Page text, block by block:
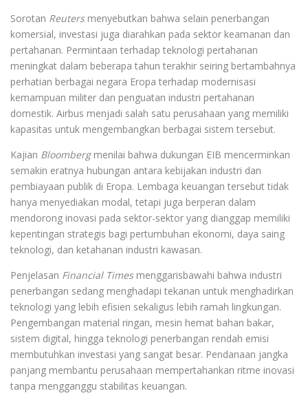
Sorotan Reutersmenyebutkan bahwa selain penerbangan
komersial, investasi juga diarahkan pada sektor keamanan dan
pertahanan. Permintaan terhadap teknologi pertahanan
meningkat dalam beberapa tahun terakhir seiring bertambahnya
perhatian berbagai negara Eropa terhadap modernisasi
kemampuan militer dan penguatan industri pertahanan
domestik. Airbus menjadi salah satu perusahaan yang memiliki
kapasitas untuk mengembangkan berbagai sistem tersebut.
Kajian Bloombergmenilai bahwa dukungan EIB mencerminkan
semakin eratnya hubungan antara kebijakan industri dan
pembiayaan publik di Eropa. Lembaga keuangan tersebut tidak
hanya menyediakan modal, tetapi juga berperan dalam
mendorong inovasi pada sektor-sektor yang dianggap memiliki
kepentingan strategis bagi pertumbuhan ekonomi, daya saing
teknologi, dan ketahanan industri kawasan.
Penjelasan Financial Timesmenggarisbawahi bahwa industri
penerbangan sedang menghadapi tekanan untuk menghadirkan
teknologi yang lebih efisien sekaligus lebih ramah lingkungan.
Pengembangan material ringan, mesin hemat bahan bakar,
sistem digital, hingga teknologi penerbangan rendah emisi
membutuhkan investasi yang sangat besar. Pendanaan jangka
panjang membantu perusahaan mempertahankan ritme inovasi
tanpa mengganggu stabilitas keuangan.